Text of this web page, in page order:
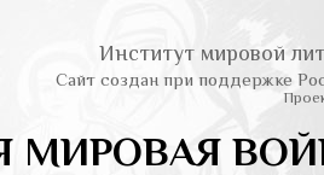
Институт мировой
Сайт создан при поддержке
МИРОВАЯ